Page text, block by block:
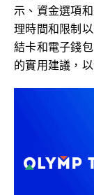
示、資金選項
理時間和限制
結卡和電子錢
的實用建議，